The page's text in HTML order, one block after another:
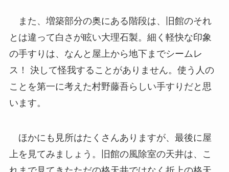
また、増築部分の奥にある階段は、旧館のそれ
とは違って白さが眩い大理石製。細く軽快な印象
の手すりは、なんと屋上から地下までシームレ
ス！ 決して怪我することがありません。使う人の
ことを第一に考えた村野藤吾らしい手すりだと思
います。
ほかにも見所はたくさんありますが、最後に屋
上を見てみましょう。旧館の風除室の天井は、こ